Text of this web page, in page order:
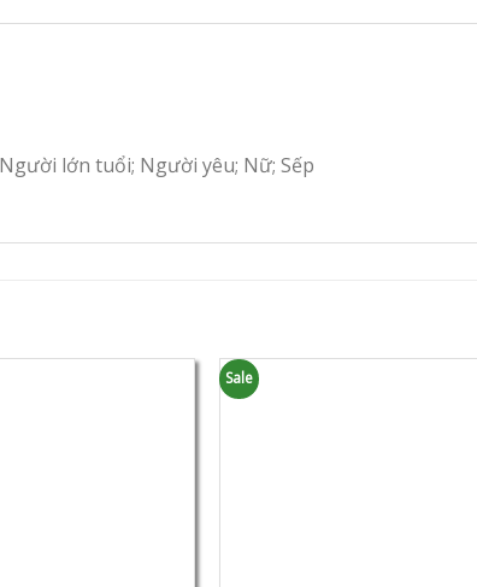
lớn tuổi; Người yêu; Nữ; Sếp
Sale